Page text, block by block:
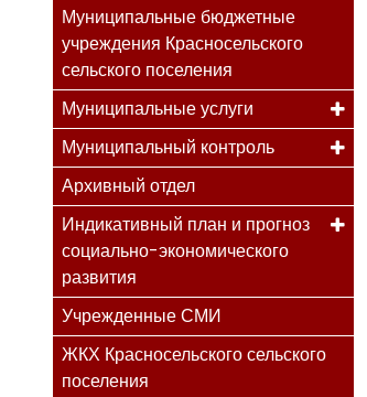
Муниципальные бюджетные
учреждения Красносельского
сельского поселения
Муниципальные услуги
Муниципальный контроль
Архивный отдел
Индикативный план и прогноз
социально-экономического
развития
Учрежденные СМИ
ЖКХ Красносельского сельского
поселения